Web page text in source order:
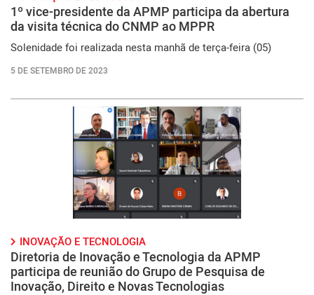
1º vice-presidente da APMP participa da abertura
da visita técnica do CNMP ao MPPR
Solenidade foi realizada nesta manhã de terça-feira (05)
5 DE SETEMBRO DE 2023
INOVAÇÃO E TECNOLOGIA
Diretoria de Inovação e Tecnologia da APMP
participa de reunião do Grupo de Pesquisa de
Inovação, Direito e Novas Tecnologias